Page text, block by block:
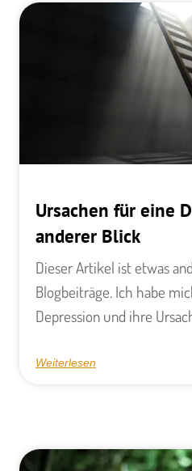
Ursachen für eine
anderer Blick
Dieser Artikel ist etwas
Blogbeiträge. Ich habe
Depression und ihre
Weiterlesen